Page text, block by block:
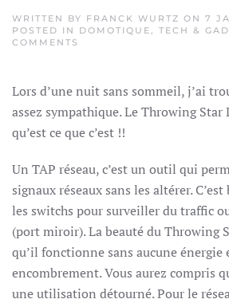
WRITTEN BY FRANCK WURTZ ON 7
POSTED IN DOMOTIQUE TECH &
COMMENTS
TAP
Lors d’une nuit sans sommeil, j’ai
assez sympathique. Le Throwing
qu’est ce que c’est !!
Un TAP réseau, c’est un outil qui
signaux réseaux sans les altérer.
les switchs pour surveiller du traffic
(port miroir). La beauté du Throwing
qu’il fonctionne sans aucune énergie
encombrement. Vous aurez compris
une utilisation détourné. Pour le